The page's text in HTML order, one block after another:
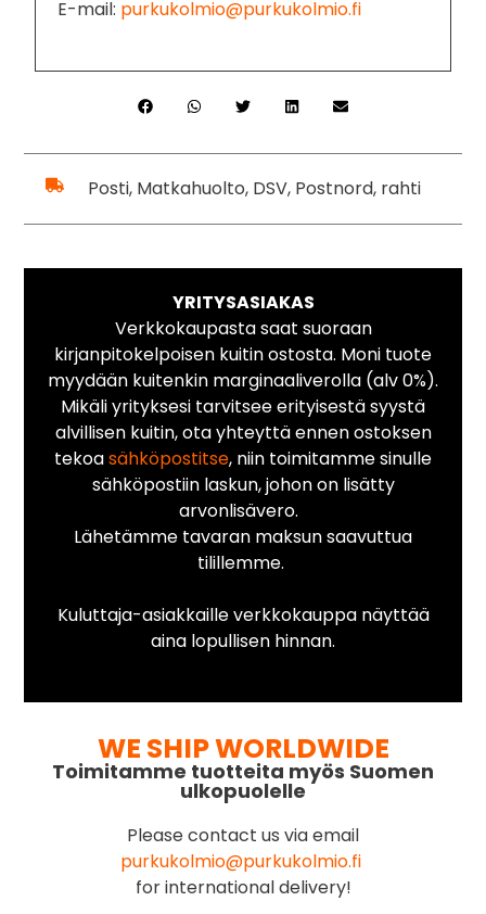
E-mail: purkukolmio@purkukolmio.fi
Posti, Matkahuolto, DSV, Postnord, rahti
YRITYSASIAKAS
Verkkokaupasta saat suoraan
kirjanpitokelpoisen kuitin ostosta. Moni tuote
myydään kuitenkin marginaaliverolla (alv 0%).
Mikäli yrityksesi tarvitsee erityisestä syystä
alvillisen kuitin, ota yhteyttä ennen ostoksen
tekoasähköpostitse, niin toimitamme sinulle
sähköpostiin laskun, johon on lisätty
arvonlisävero.
Lähetämme tavaran maksun saavuttua
tilillemme.
Kuluttaja-asiakkaille verkkokauppa näyttää
aina lopullisen hinnan.
WE SHIP WORLDWIDE
Toimitamme tuotteita myös Suomen
ulkopuolelle
Please contact us via email
purkukolmio@purkukolmio.fi
for international delivery!